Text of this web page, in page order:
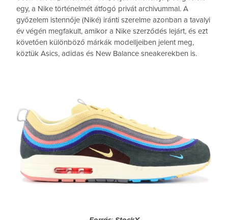
egy, a Nike történelmét átfogó privát archivummal. A
győzelem istennője (Niké) iránti szerelme azonban a tavalyi
év végén megfakult, amikor a Nike szerződés lejárt, és ezt
követően különböző márkák modelljeiben jelent meg,
köztük Asics, adidas és New Balance sneakerekben is.